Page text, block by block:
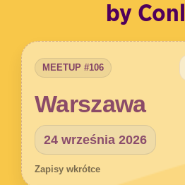
by
MEETUP #106
Warszawa
24 września 2026
Zapisy wkrótce